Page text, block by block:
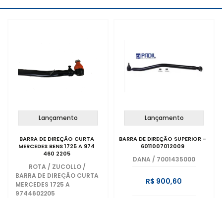
Lançamento
BARRA DE DIREÇÃO CURTA
MERCEDES BENS 1725 A 974
460 2205
ROTA / ZUCOLLO /
BARRA DE DIREÇÃO CURTA
MERCEDES 1725 A
9744602205
Lançamento
BARRA DE DIREÇÃO SUPERIOR -
6011007012009
DANA / 7001435000
R$ 900,60